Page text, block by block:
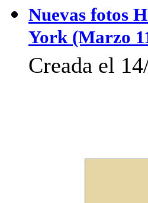
Nuevas fotos
York (Marzo
Creada el